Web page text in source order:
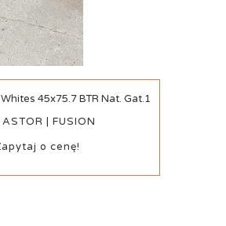
45x75.7 BTR Nat. Gat.1
| FUSION
o cenę!
podgląd